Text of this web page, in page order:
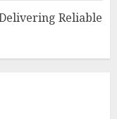
Reliable